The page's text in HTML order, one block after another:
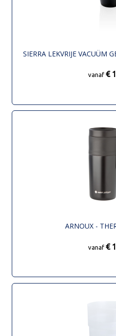
SIERRA LEKVRIJE VACUÜM
vanaf €
ARNOUX -
vanaf €